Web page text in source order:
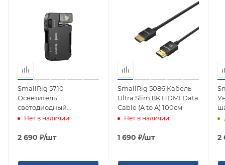
SmallRig 5710
Осветитель
светодиодный
портативный Thumb
Нет в наличии
2 690 ₽/шт
SmallRig 5086 Кабель
Ultra Slim 8K HDMI Data
Cable (A to A) 100см
Нет в наличии
1 690 ₽/шт 2